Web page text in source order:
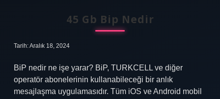
45 Gb Bip Nedir
Tarih: Aralık 18, 2024
BiP nedir ne işe yarar? BiP, TURKCELL ve diğer
operatör abonelerinin kullanabileceği bir anlık
mesajlaşma uygulamasıdır. Tüm iOS ve Android mobil